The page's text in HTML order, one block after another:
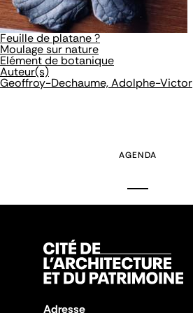
Feuille de platane ?
Moulage sur nature
Elément de botanique
Auteur(s)
Geoffroy-Dechaume, Adolphe-Victor
AGENDA
Adresse